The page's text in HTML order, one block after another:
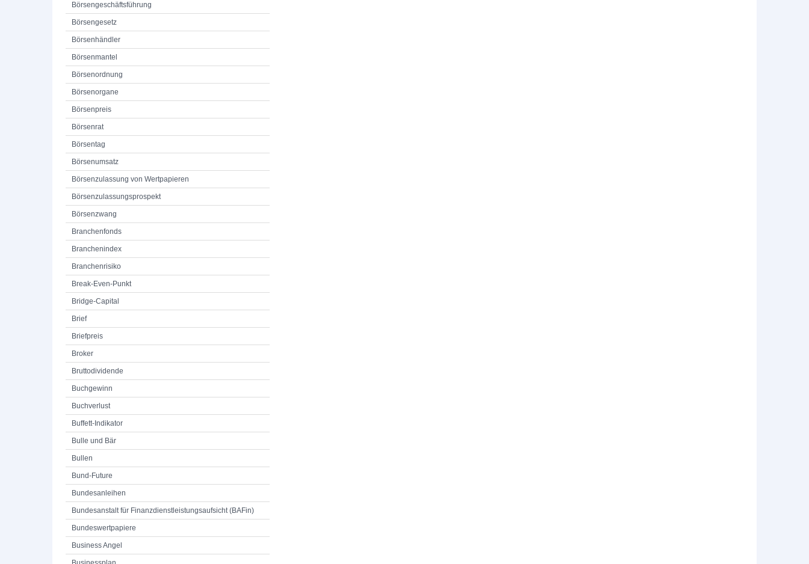
Börsengeschäftsführung
Börsengesetz
Börsenhändler
Börsenmantel
Börsenordnung
Börsenorgane
Börsenpreis
Börsenrat
Börsentag
Börsenumsatz
Börsenzulassung von Wertpapieren
Börsenzulassungsprospekt
Börsenzwang
Branchenfonds
Branchenindex
Branchenrisiko
Break-Even-Punkt
Bridge-Capital
Brief
Briefpreis
Broker
Bruttodividende
Buchgewinn
Buchverlust
Buffett-Indikator
Bulle und Bär
Bullen
Bund-Future
Bundesanleihen
Bundesanstalt für Finanzdienstleistungsaufsicht (BAFin)
Bundeswertpapiere
Business Angel